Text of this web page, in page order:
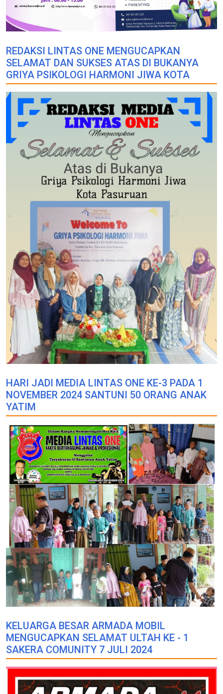
REDAKSI LINTAS ONE MENGUCAPKAN
SELAMAT DAN SUKSES ATAS DI BUKANYA
GRIYA PSIKOLOGI HARMONI JIWA KOTA
HARI JADI MEDIA LINTAS ONE KE-3 PADA 1
NOVEMBER 2024 SANTUNI 50 ORANG ANAK
YATIM
KELUARGA BESAR ARMADA MOBIL
MENGUCAPKAN SELAMAT ULTAH KE - 1
SAKERA COMUNITY 7 JULI 2024